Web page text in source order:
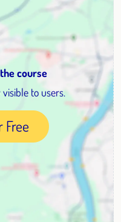
course
to users.
Free